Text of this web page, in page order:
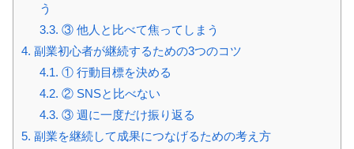
う
3.3. ③ 他人と比べて焦ってしまう
4. 副業初心者が継続するための3つのコツ
4.1. ① 行動目標を決める
4.2. ② SNSと比べない
4.3. ③ 週に一度だけ振り返る
5. 副業を継続して成果につなげるための考え方